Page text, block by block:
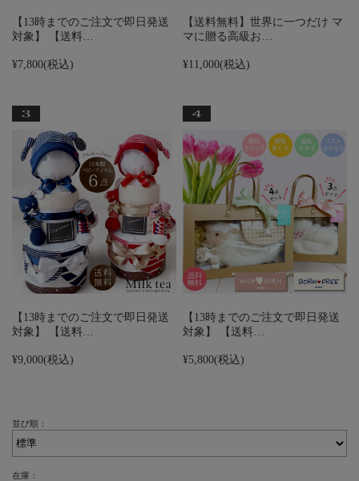
【13時までのご注文で即日発送
対象】 【送料…
¥7,800(税込)
【送料無料】世界に一つだけ マ
マに贈る高級お…
¥11,000(税込)
【13時までのご注文で即日発送
対象】 【送料…
¥9,000(税込)
【13時までのご注文で即日発送
対象】 【送料…
¥5,800(税込)
並び順：
在庫：